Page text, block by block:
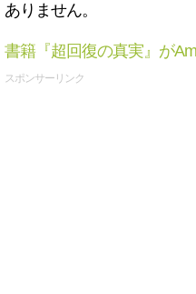
ありません。
書籍『超回復の真実』が
スポンサーリンク